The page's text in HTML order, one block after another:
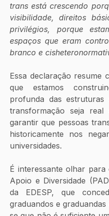
trans está crescendo
visibilidade, direitos
privilégios, porque
espaços que eram
branco e
Essa declaração resume
que estamos
profunda das estruturas
transformação seja
garantir que pessoas
historicamente nos
universidades.
É interessante olhar
Apoio e Diversidade
da EDESP, que
graduandos e